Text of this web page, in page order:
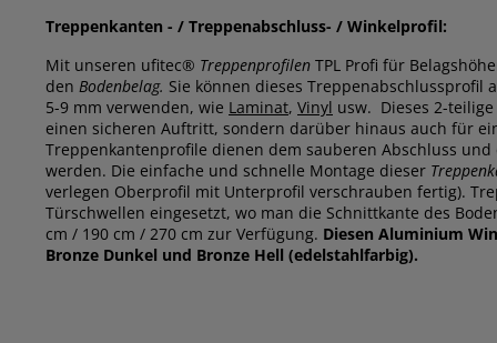
Treppenkanten - / Treppenabschluss- / Winkelprofil:
Mit unseren ufitec® Treppenprofilen TPL Profi für
den Bodenbelag. Sie können dieses Treppenabschlussprofil
5-9 mm verwenden, wie Laminat, Vinyl usw. Dieses 2-
einen sicheren Auftritt, sondern darüber hinaus auch für
Treppenkantenprofile dienen dem sauberen Abschluss
werden. Die einfache und schnelle Montage dieser
verlegen Oberprofil mit Unterprofil verschrauben fertig).
Türschwellen eingesetzt, wo man die Schnittkante des
cm / 190 cm / 270 cm zur Verfügung. Diesen Aluminium
Bronze Dunkel und Bronze Hell (edelstahlfarbig).